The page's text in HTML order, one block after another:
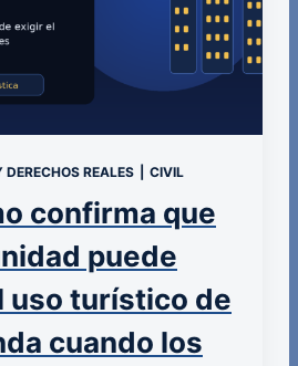
DERECHOS REALES CIVIL
confirma que
puede
uso turístico de
cuando los